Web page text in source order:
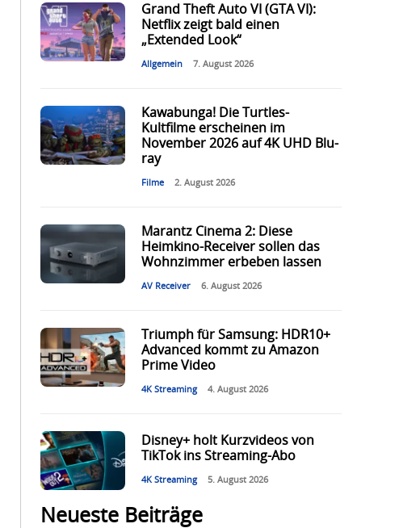
Grand Theft Auto VI (GTA VI):
Netflix zeigt bald einen
„Extended Look“
Allgemein 7. August 2026
Kawabunga! Die Turtles-
Kultfilme erscheinen im
November 2026 auf 4K UHD Blu-
ray
Filme 2. August 2026
Marantz Cinema 2: Diese
Heimkino-Receiver sollen das
Wohnzimmer erbeben lassen
AV Receiver 6. August 2026
Triumph für Samsung: HDR10+
Advanced kommt zu Amazon
Prime Video
4K Streaming 4. August 2026
Disney+ holt Kurzvideos von
TikTok ins Streaming-Abo
4K Streaming 5. August 2026
Neueste Beiträge